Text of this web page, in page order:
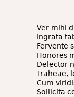
Ver mihi
Ingrata
Fervente
Honores
Delector
Traheae,
Cum
Sollicita